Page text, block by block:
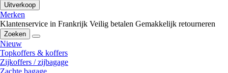
Uitverkoop
Merken
Klantenservice in Frankrijk Veilig betalen Gemakkelijk retourneren
Zoeken
Nieuw
Topkoffers & koffers
Zijkoffers / zijbagage
Zachte bagage